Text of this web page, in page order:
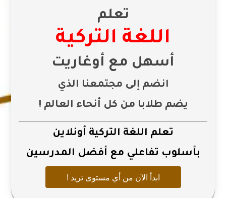
تعلم
اللغة التركية
أسهل مع أوغاريت
انضم إلى مجتمعنا الذي
يضم طلابا من كل أنحاء العالم !
تعلم اللغة التركية أونلاين
بأسلوب تفاعلي مع أفضل المدرسين
ابدأ الآن من أي مستوى تريد !